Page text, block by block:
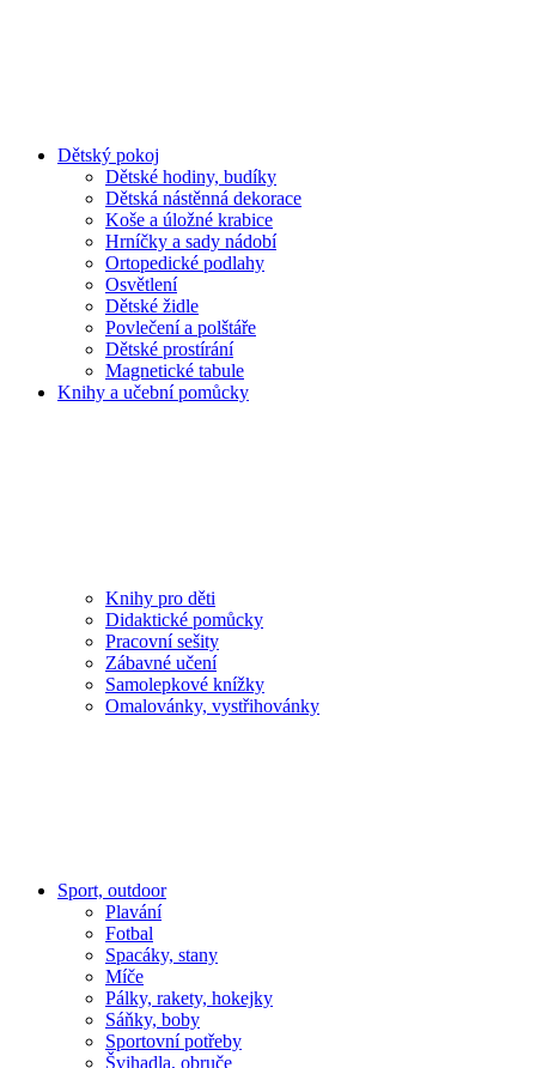
Dětský pokoj
Dětské hodiny, budíky
Dětská nástěnná dekorace
Koše a úložné krabice
Hrníčky a sady nádobí
Ortopedické podlahy
Osvětlení
Dětské židle
Povlečení a polštáře
Dětské prostírání
Magnetické tabule
Knihy a učební pomůcky
Knihy pro děti
Didaktické pomůcky
Pracovní sešity
Zábavné učení
Samolepkové knížky
Omalovánky, vystřihovánky
Sport, outdoor
Plavání
Fotbal
Spacáky, stany
Míče
Pálky, rakety, hokejky
Sáňky, boby
Sportovní potřeby
Švihadla, obruče